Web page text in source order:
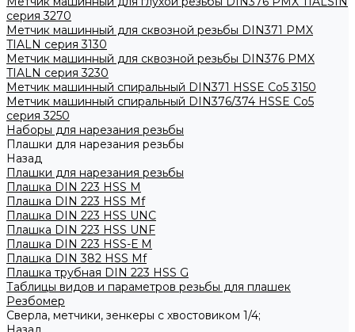
серия 3270
Метчик машинный для сквозной резьбы DIN371 PMX
TIALN серия 3130
Метчик машинный для сквозной резьбы DIN376 PMX
TIALN серия 3230
Метчик машинный спиральный DIN371 HSSE Co5 3150
Метчик машинный спиральный DIN376/374 HSSE Co5
серия 3250
Наборы для нарезания резьбы
Плашки для нарезания резьбы
Назад
Плашки для нарезания резьбы
Плашка DIN 223 HSS M
Плашка DIN 223 HSS Mf
Плашка DIN 223 HSS UNC
Плашка DIN 223 HSS UNF
Плашка DIN 223 HSS-Е M
Плашка DIN 382 HSS Mf
Плашка трубная DIN 223 HSS G
Таблицы видов и параметров резьбы для плашек
Резбомер
Сверла, метчики, зенкеры с хвостовиком 1/4;